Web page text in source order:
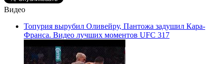
Видео
Топурия вырубил Оливейру, Пантожа задушил Кара-
Франса. Видео лучших моментов UFC 317